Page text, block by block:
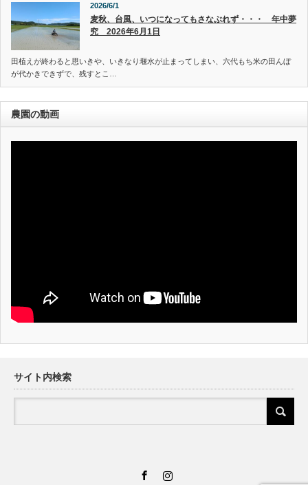
2026/6/1
麦秋、台風、いつになってもさなぶれず・・・ 年中夢
究 2026年6月1日
田植えが終わると思いきや、いきなり堰水が止まってしまい、六代もち米の田んぼ
が代かきできずで、残すとこ…
農園の動画
サイト内検索